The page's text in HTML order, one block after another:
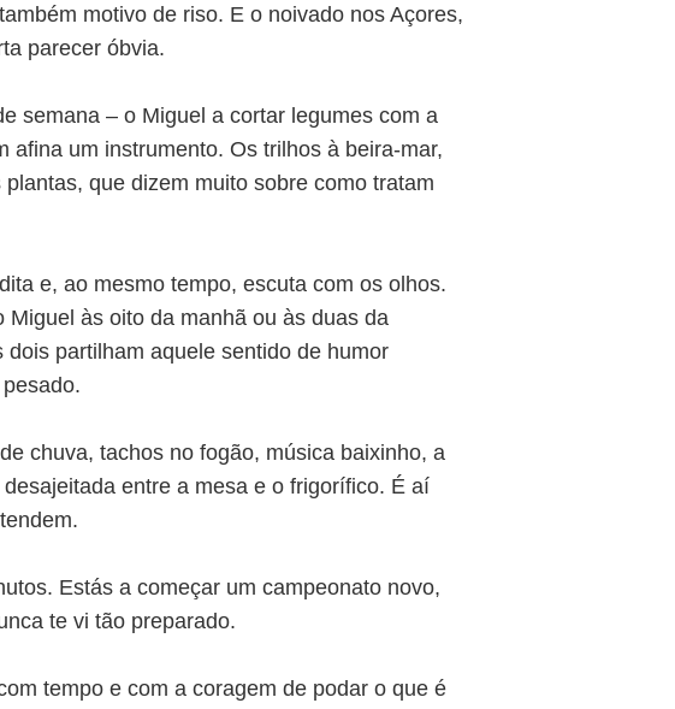
motivo de riso. E o noivado nos Açores,
parecer óbvia.
semana – o Miguel a cortar legumes com a
um instrumento. Os trilhos à beira-mar,
que dizem muito sobre como tratam
e, ao mesmo tempo, escuta com os olhos.
às oito da manhã ou às duas da
partilham aquele sentido de humor
chuva, tachos no fogão, música baixinho, a
entre a mesa e o frigorífico. É aí
Estás a começar um campeonato novo,
te vi tão preparado.
tempo e com a coragem de podar o que é